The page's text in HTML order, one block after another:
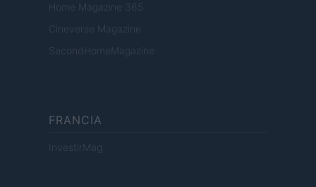
Home Magazine 365
Cineverse Magazine
SecondHomeMagazine
FRANCIA
InvestirMag